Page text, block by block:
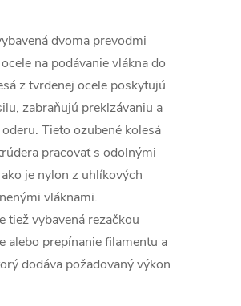
dvoma prevodmi
na podávanie vlákna do
z tvrdenej ocele poskytujú
zabraňujú preklzávaniu a
Tieto ozubené kolesá
pracovať s odolnými
je nylon z uhlíkových
vláknami.
tiež vybavená rezačkou
alebo prepínanie filamentu a
dodáva požadovaný výkon